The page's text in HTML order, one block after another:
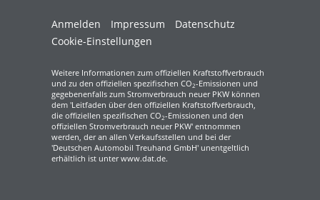
Anmelden Impressum
Datenschutz
Cookie-Einstellungen
Weitere Informationen zum offiziellen Kraftstoffverbrauch
und zu den offiziellen spezifischen CO2-Emissionen und
gegebenenfalls zum Stromverbrauch neuer PKW können
dem 'Leitfaden über den offiziellen Kraftstoffverbrauch,
die offiziellen spezifischen CO2-Emissionen und den
offiziellen Stromverbrauch neuer PKW' entnommen
werden, der an allen Verkaufsstellen und bei der
'Deutschen Automobil Treuhand GmbH' unentgeltlich
erhältlich ist unter www.dat.de.